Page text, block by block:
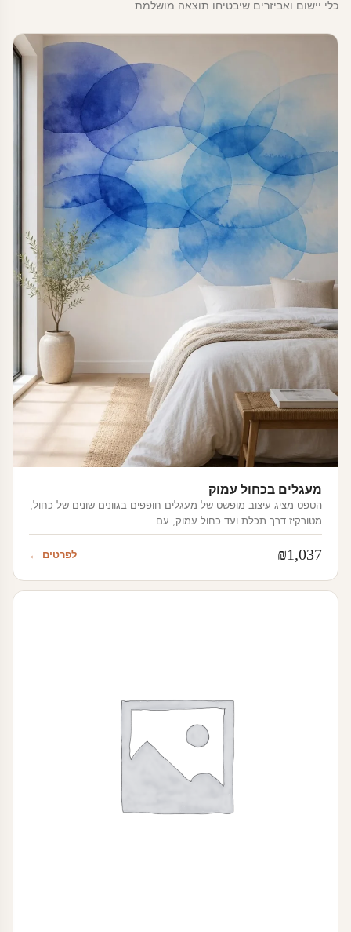
כלי יישום ואביזרים שיבטיחו תוצאה מושלמת
מעגלים בכחול עמוק
הטפט מציג עיצוב מופשט של מעגלים חופפים בגוונים שונים של כחול,
מטורקיז דרך תכלת ועד כחול עמוק, עם…
₪1,037 לפרטים ←